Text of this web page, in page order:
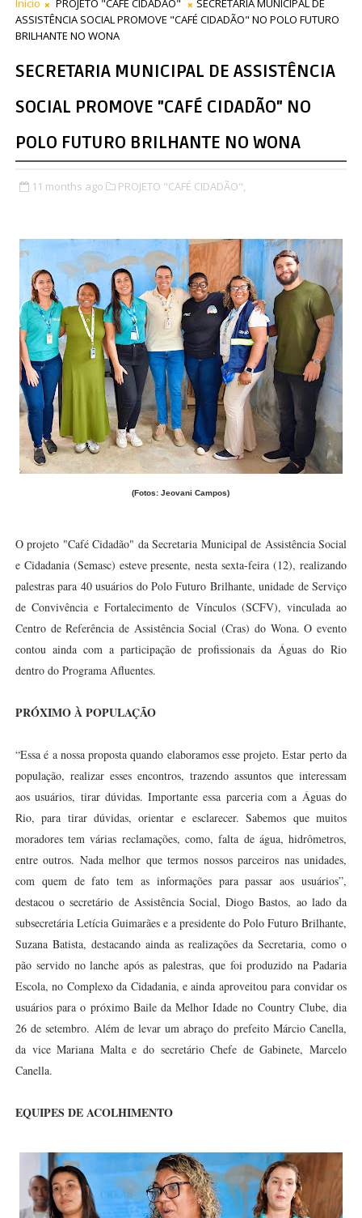
Início PROJETO "CAFÉ CIDADÃO"
SECRETARIA MUNICIPAL DE
ASSISTÊNCIA SOCIAL PROMOVE "CAFÉ CIDADÃO" NO POLO FUTURO
BRILHANTE NO WONA
SECRETARIA MUNICIPAL DE ASSISTÊNCIA
SOCIAL PROMOVE "CAFÉ CIDADÃO" NO
POLO FUTURO BRILHANTE NO WONA
11 months ago PROJETO "CAFÉ CIDADÃO",
(Fotos: Jeovani Campos)
O projeto "Café Cidadão" da Secretaria Municipal de Assistência Social
e Cidadania (Semasc) esteve presente, nesta sexta-feira (12), realizando
palestras para 40 usuários do Polo Futuro Brilhante, unidade de Serviço
de Convivência e Fortalecimento de Vínculos (SCFV), vinculada ao
Centro de Referência de Assistência Social (Cras) do Wona. O evento
contou ainda com a participação de profissionais da Águas do Rio
dentro do Programa Afluentes.
PRÓXIMO À POPULAÇÃO
“Essa é a nossa proposta quando elaboramos esse projeto. Estar perto da
população, realizar esses encontros, trazendo assuntos que interessam
aos usuários, tirar dúvidas. Importante essa parceria com a Águas do
Rio, para tirar dúvidas, orientar e esclarecer. Sabemos que muitos
moradores tem várias reclamações, como, falta de água, hidrômetros,
entre outros. Nada melhor que termos nossos parceiros nas unidades,
com quem de fato tem as informações para passar aos usuários”,
destacou o secretário de Assistência Social, Diogo Bastos, ao lado da
subsecretária Letícia Guimarães e a presidente do Polo Futuro Brilhante,
Suzana Batista, destacando ainda as realizações da Secretaria, como o
pão servido no lanche após as palestras, que foi produzido na Padaria
Escola, no Complexo da Cidadania, e ainda aproveitou para convidar os
usuários para o próximo Baile da Melhor Idade no Country Clube, dia
26 de setembro. Além de levar um abraço do prefeito Márcio Canella,
da vice Mariana Malta e do secretário Chefe de Gabinete, Marcelo
Canella.
EQUIPES DE ACOLHIMENTO